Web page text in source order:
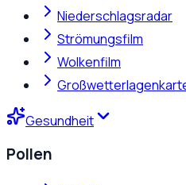
Niederschlagsradar
Strömungsfilm
Wolkenfilm
Gesundheit
Pollen